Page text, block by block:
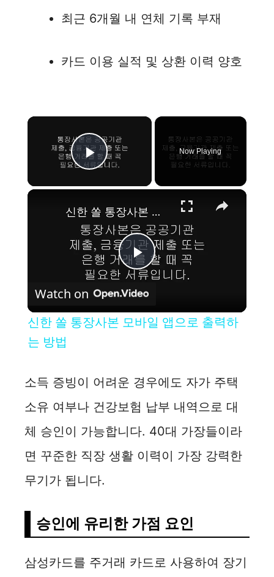
최근 6개월 내 연체 기록 부재
카드 이용 실적 및 상환 이력 양호
×
Play Video
Now Playing
×
P
y
V
i
e
o
신한 쏠 통장사본 모바일 앱으로 출력하는 방법
Watch on
신한 쏠 통장사본 모바일 앱으로 출력하
는 방법
소득 증빙이 어려운 경우에도 자가 주택
소유 여부나 건강보험 납부 내역으로 대
체 승인이 가능합니다. 40대 가장들이라
면 꾸준한 직장 생활 이력이 가장 강력한
무기가 됩니다.
승인에 유리한 가점 요인
삼성카드를 주거래 카드로 사용하여 장기